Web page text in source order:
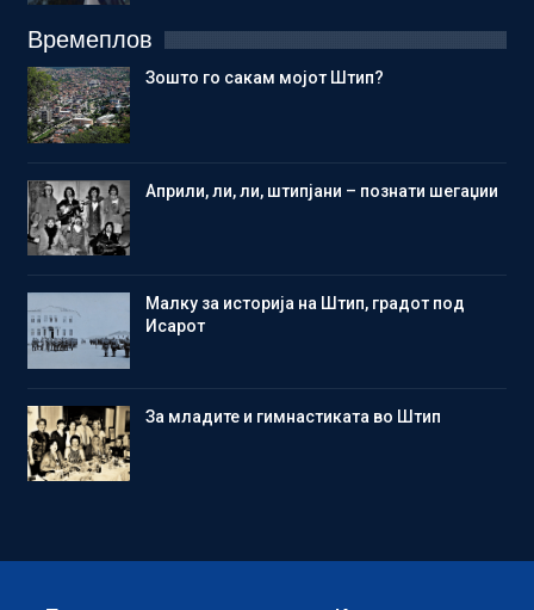
Времеплов
Зошто го сакам мојот Штип?
Aприли, ли, ли, штипјани – познати шегаџии
Малку за историја на Штип, градот под
Исарот
Зa младите и гимнастиката во Штип